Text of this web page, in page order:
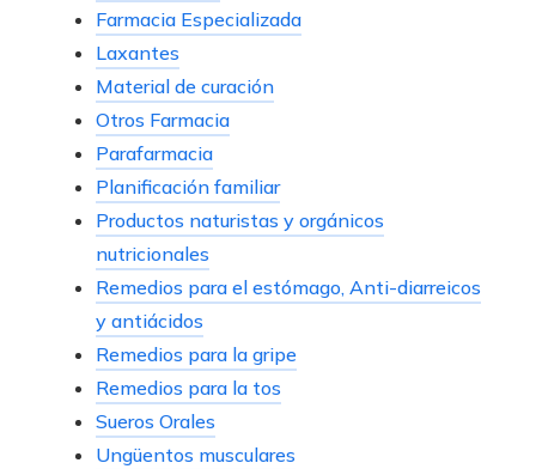
Farmacia Especializada
Laxantes
Material de curación
Otros Farmacia
Parafarmacia
Planificación familiar
Productos naturistas y orgánicos
nutricionales
Remedios para el estómago, Anti-diarreicos
y antiácidos
Remedios para la gripe
Remedios para la tos
Sueros Orales
Ungüentos musculares